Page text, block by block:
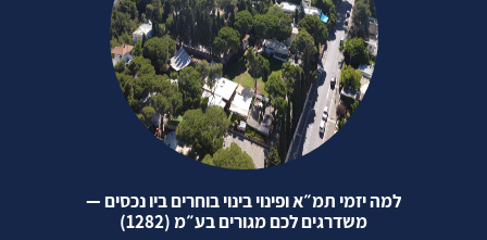
למה יזמי תמ״א ופינוי בינוי בוחרים ביו נכסים —
משדרגים לכם מגורים בע״מ (1282)